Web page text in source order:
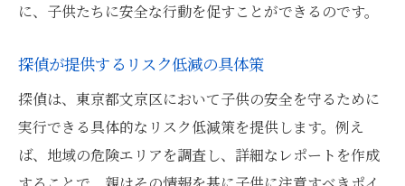
に、子供たちに安全な行動を促すことができるのです。
探偵が提供するリスク低減の具体策
探偵は、東京都文京区において子供の安全を守るために
実行できる具体的なリスク低減策を提供します。例え
ば、地域の危険エリアを調査し、詳細なレポートを作成